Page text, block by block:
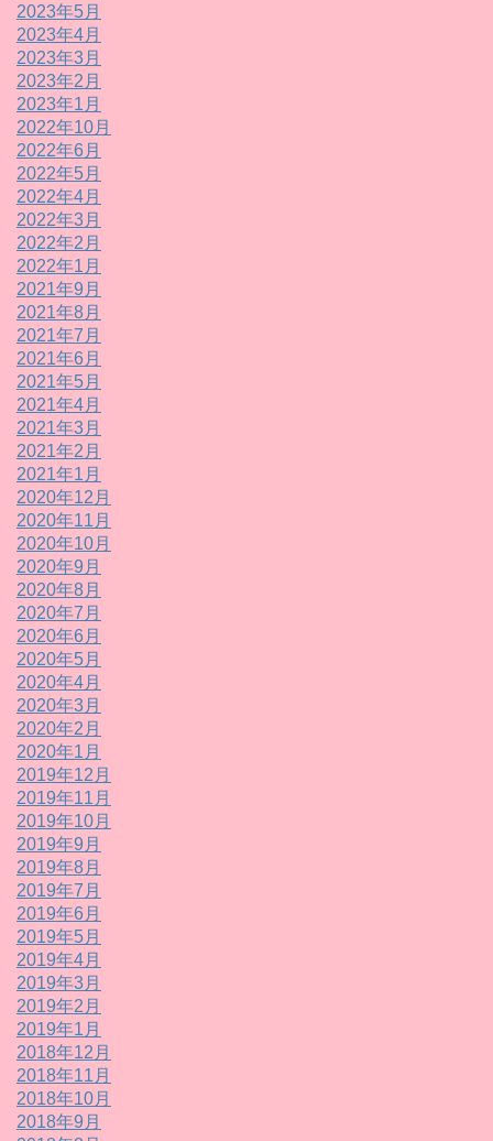
2023年5月
2023年4月
2023年3月
2023年2月
2023年1月
2022年10月
2022年6月
2022年5月
2022年4月
2022年3月
2022年2月
2022年1月
2021年9月
2021年8月
2021年7月
2021年6月
2021年5月
2021年4月
2021年3月
2021年2月
2021年1月
2020年12月
2020年11月
2020年10月
2020年9月
2020年8月
2020年7月
2020年6月
2020年5月
2020年4月
2020年3月
2020年2月
2020年1月
2019年12月
2019年11月
2019年10月
2019年9月
2019年8月
2019年7月
2019年6月
2019年5月
2019年4月
2019年3月
2019年2月
2019年1月
2018年12月
2018年11月
2018年10月
2018年9月